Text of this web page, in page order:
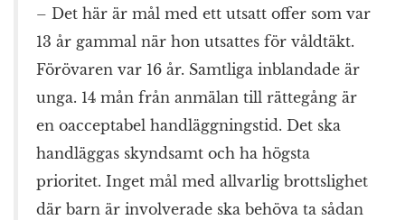
– Det här är mål med ett utsatt offer som var
13 år gammal när hon utsattes för våldtäkt.
Förövaren var 16 år. Samtliga inblandade är
unga. 14 mån från anmälan till rättegång är
en oacceptabel handläggningstid. Det ska
handläggas skyndsamt och ha högsta
prioritet. Inget mål med allvarlig brottslighet
där barn är involverade ska behöva ta sådan